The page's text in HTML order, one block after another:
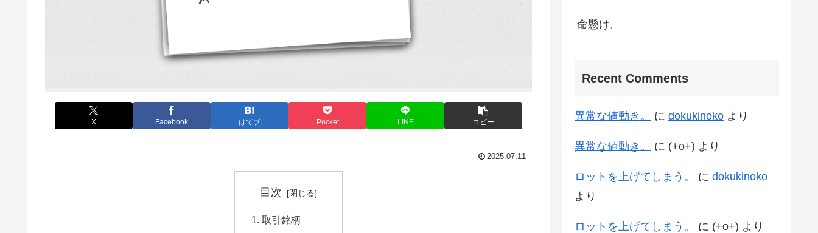
X Facebook はてブ Pocket LINE コピー
2025.07.11
目次
取引銘柄
命懸け。
Recent Comments
異常な値動き。 に dokukinoko より
異常な値動き。 に (+o+) より
ロットを上げてしまう。 に dokukinoko
より
ロットを上げてしまう。 に (+o+) より